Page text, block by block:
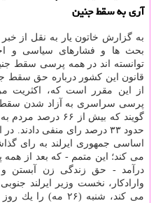
آری به سقط جنین
به گزارش خاتون یار به نقل از خبر
بحث ها و فشارهای سیاسی و
قانون این كشور درباره حق سقط
از این مقرر است كه، اكثریت
پرسی سراسری به آزاد شدن سقط
گویند كه بیش از
حدود ۳۳ درصد رای منفی
اساسی جمهوری ایرلند به رای
درآمد - حق زندگی زن آبستن و
وارادكار، نخست وزیر ایرلند
می كند، شنبه (۲۶